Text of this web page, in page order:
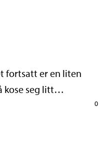
fortsatt er en liten
kose seg litt…
0